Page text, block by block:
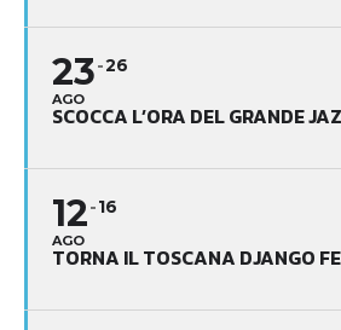
23
AGO
26
SCOCCA L’ORA DEL GRANDE
12
AGO
16
TORNA IL TOSCANA DJANGO